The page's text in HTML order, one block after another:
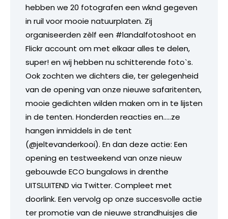
hebben we 20 fotografen een wknd gegeven
in ruil voor mooie natuurplaten. Zij
organiseerden zèlf een #landalfotoshoot en
Flickr account om met elkaar alles te delen,
super! en wij hebben nu schitterende foto`s.
Ook zochten we dichters die, ter gelegenheid
van de opening van onze nieuwe safaritenten,
mooie gedichten wilden maken om in te lijsten
in de tenten. Honderden reacties en…..ze
hangen inmiddels in de tent
(@jeltevanderkooi). En dan deze actie: Een
opening en testweekend van onze nieuw
gebouwde ECO bungalows in drenthe
UITSLUITEND via Twitter. Compleet met
doorlink. Een vervolg op onze succesvolle actie
ter promotie van de nieuwe strandhuisjes die